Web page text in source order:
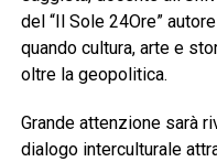
del “Il Sole 24Ore”
quando cultura, arte e
oltre la geopolitica.
Grande attenzione sarà
dialogo interculturale